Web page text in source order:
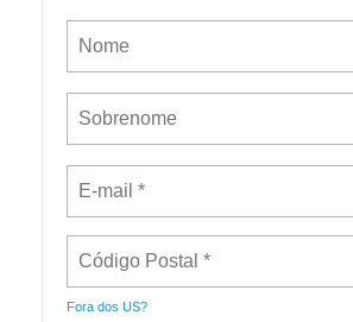
Fora dos US?